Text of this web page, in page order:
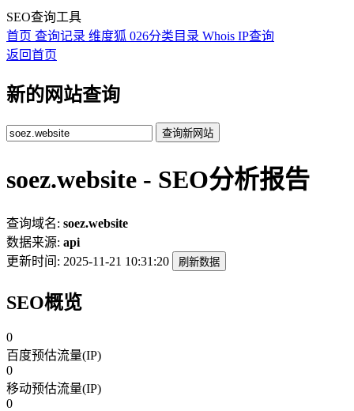
SEO查询工具
首页 查询记录 维度狐 026分类目录 Whois IP查询
返回首页
新的网站查询
查询新网站
soez.website - SEO分析报告
查询域名: soez.website
数据来源: api
更新时间: 2025-11-21 10:31:20 刷新数据
SEO概览
0
百度预估流量(IP)
0
移动预估流量(IP)
0